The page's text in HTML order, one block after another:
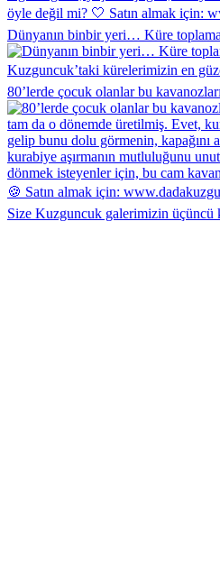
Dünyanın binbir yeri… Küre
80’lerde çocuk olanlar bu
Size Kuzguncuk galerimizin üçüncü